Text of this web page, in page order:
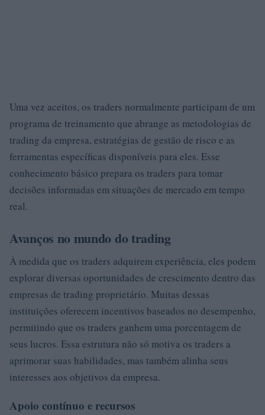
Uma vez aceitos, os traders normalmente participam de um
programa de treinamento que abrange as metodologias de
trading da empresa, estratégias de gestão de risco e as
ferramentas específicas disponíveis para eles. Esse
conhecimento básico prepara os traders para tomar
decisões informadas em situações de mercado em tempo
real.
Avanços no mundo do trading
À medida que os traders adquirem experiência, eles podem
explorar diversas oportunidades de crescimento dentro das
empresas de trading proprietário. Muitas dessas
instituições oferecem incentivos baseados no desempenho,
permitindo que os traders ganhem uma porcentagem de
seus lucros. Essa estrutura não só motiva os traders a
aprimorar suas habilidades, mas também alinha seus
interesses aos objetivos da empresa.
Apoio contínuo e recursos